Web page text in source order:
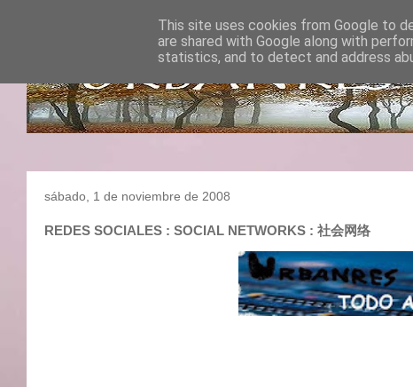
sábado, 1 de noviembre de 2008
REDES SOCIALES : SOCIAL NETWORKS : 社会网络
This site uses cookies from Google to
are shared with Google along with
statistics, and to detect and address